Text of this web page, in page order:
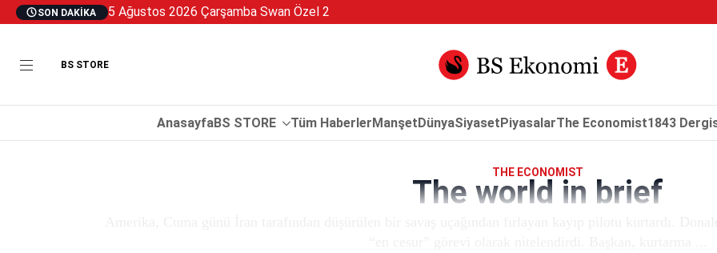
SON DAKIKA 5 Ağustos 2026 Çarşamba Swan Özel 2
BS STORE
AnasayfaBS STORE Tüm HaberlerManşetDünyaSiyasetPiyasalarThe Economist1843
THE ECONOMIST
The world in brief